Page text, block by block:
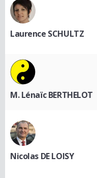
Laurence SCHULTZ
M. Lénaïc BERTHELOT
Nicolas DE LOISY